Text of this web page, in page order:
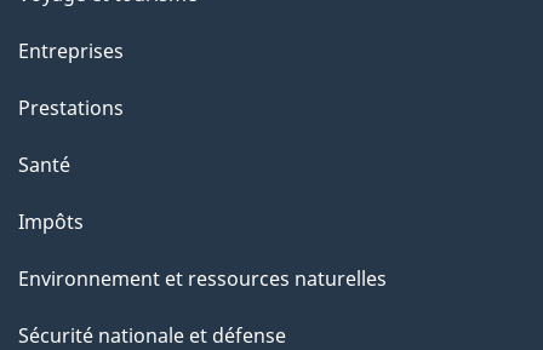
Entreprises
Prestations
Santé
Impôts
Environnement et ressources naturelles
Sécurité nationale et défense